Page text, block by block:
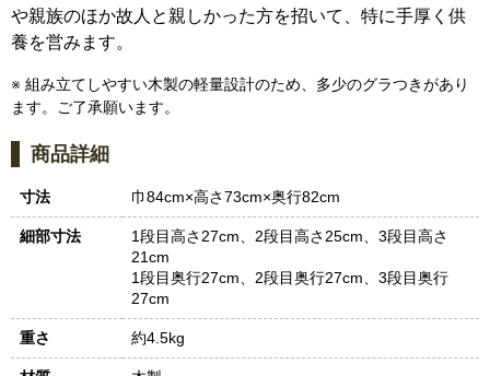
や親族のほか故人と親しかった方を招いて、特に手厚く供
養を営みます。
※ 組み立てしやすい木製の軽量設計のため、多少のグラつきがあり
ます。ご了承願います。
商品詳細
寸法 巾84cm×高さ73cm×奥行82cm
細部寸法
1段目高さ27cm、2段目高さ25cm、3段目高さ
21cm
1段目奥行27cm、2段目奥行27cm、3段目奥行
27cm
重さ 約4.5kg